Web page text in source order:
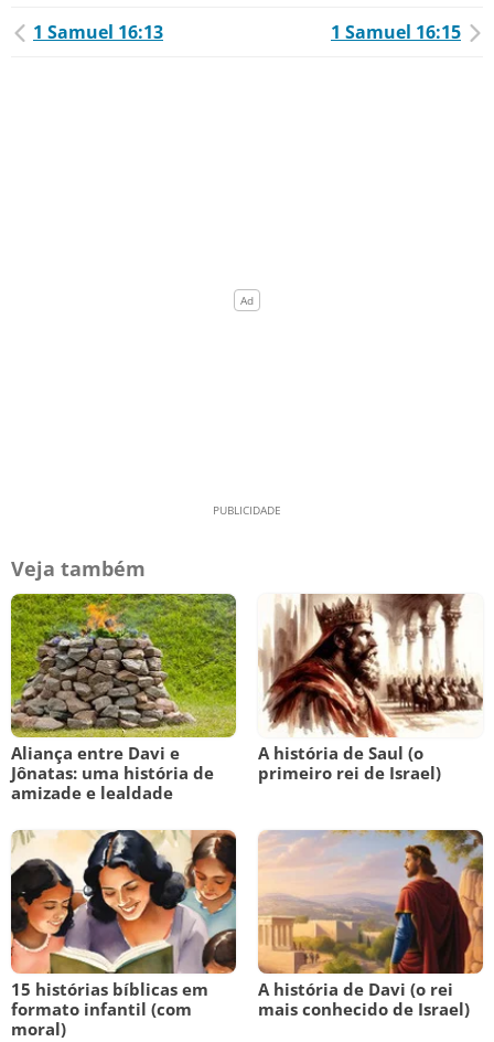
1 Samuel 16:13 1 Samuel 16:15
Veja também
Aliança entre Davi e
Jônatas: uma história de
amizade e lealdade
A história de Saul (o
primeiro rei de Israel)
15 histórias bíblicas em
formato infantil (com
moral)
A história de Davi (o rei
mais conhecido de Israel)